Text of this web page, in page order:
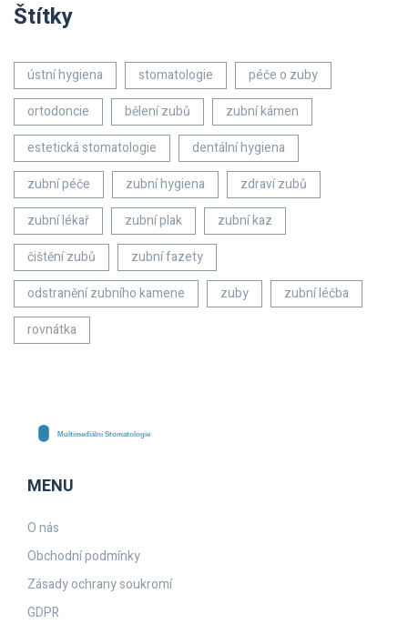
Štítky
ústní hygiena stomatologie
péče o zuby
ortodoncie
bělení zubů
zubní kámen
estetická stomatologie
dentální hygiena
zubní péče
zubní hygiena
zdraví zubů
zubní lékař
zubní plak
zubní kaz
čištění zubů
zubní fazety
odstranění zubního kamene
zuby
zubní léčba
rovnátka
MENU
O nás
Obchodní podmínky
Zásady ochrany soukromí
GDPR